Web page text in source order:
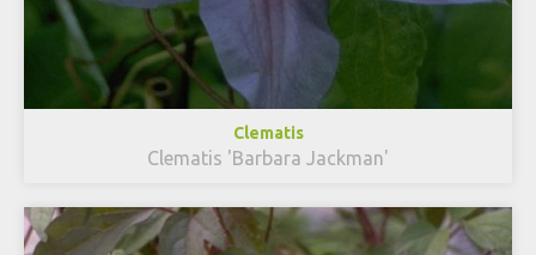
Clematis
Clematis 'Barbara Jackman'